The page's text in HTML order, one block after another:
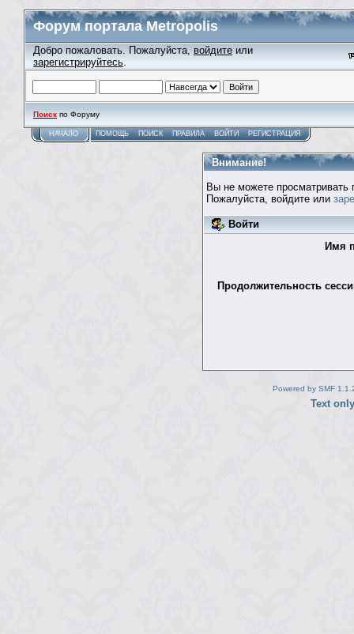
Форум портала Metropolis
Добро пожаловать. Пожалуйста, войдите или
зарегистрируйтесь.
Поиск по Форуму
НАЧАЛО ПОМОЩЬ ПОИСК ПРАВИЛА ВОЙТИ РЕГИСТРАЦИЯ
Внимание!
Вы не можете просматривать
Пожалуйста, войдите или
Войти
Имя
Продолжительность
Powered by SMF
Text